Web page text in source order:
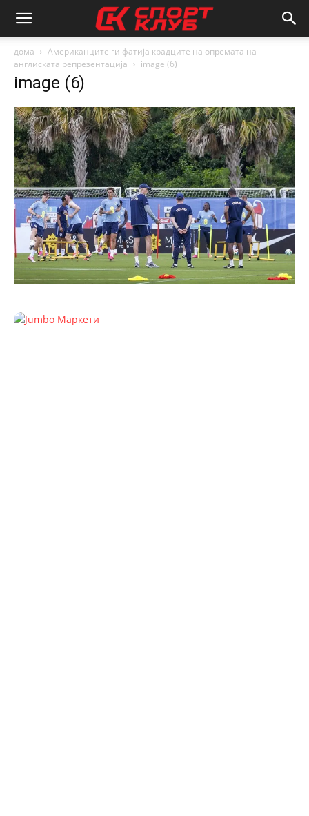
дома
Американците ги фатија крадците на опремата на
англиската репрезентација
image (6)
image (6)